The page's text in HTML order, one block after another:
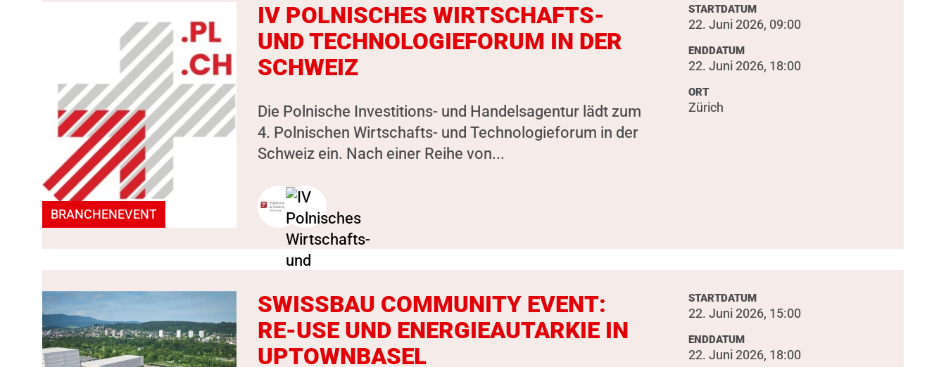
BRANCHENEVENT
IV POLNISCHES WIRTSCHAFTS-
UND TECHNOLOGIEFORUM IN DER
SCHWEIZ
Die Polnische Investitions- und Handelsagentur lädt zum
4. Polnischen Wirtschafts- und Technologieforum in der
Schweiz ein. Nach einer Reihe von...
STARTDATUM
22. Juni 2026, 09:00
ENDDATUM
22. Juni 2026, 18:00
ORT
Zürich
SWISSBAU COMMUNITY EVENT:
RE-USE UND ENERGIEAUTARKIE IN
UPTOWNBASEL
STARTDATUM
22. Juni 2026, 15:00
ENDDATUM
22. Juni 2026, 18:00